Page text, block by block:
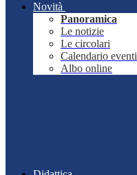
Novità
Panoramica
Le notizie
Le circolari
Calendario eventi
Albo online